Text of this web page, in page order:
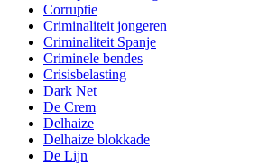
Corruptie
Criminaliteit jongeren
Criminaliteit Spanje
Criminele bendes
Crisisbelasting
Dark Net
De Crem
Delhaize
Delhaize blokkade
De Lijn